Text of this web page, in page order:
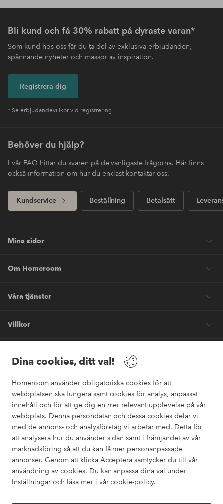
Dina cookies, ditt val!
Homeroom använder obligatoriska cookies för att
webbplatsen ska fungera samt cookies för analys, anpassat
innehåll och för att ge dig en mer relevant upplevelse på vår
webbplats. Denna persondatan och dessa cookies delar vi
med de annons- och analysföretag vi arbetar med. Detta för
att analysera hur du använder sidan samt i främjandet av vår
marknadsföring så att du kan få mer personanpassade
annonser. Genom att klicka Acceptera samtycker du till vår
användning av cookies. Du kan anpassa dina val under
Inställningar och läsa mer i vår cookie-policy.
Bli kund och få 30% rabatt på dyraste varan*
Som kund hos oss får du ta del av exklusiva erbjudanden,
spännande nyheter och massor av inspiration.
Registrera dig
* Se erbjudandevillkor vid registrering
Behöver du hjälp?
I vår FAQ hittar du svaren på de vanligaste frågorna. Här finns
också information om hur du enklast kontaktar oss.
Kundservice Beställning Betalsätt
Mina sidor
Om Homeroom
Våra tjänster
Villkor
Säkra betalningar
Vill du veta mer om våra betalalternativ ?
elpy